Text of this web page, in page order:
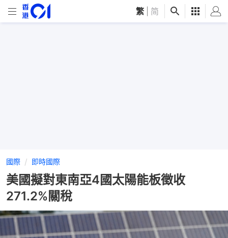
繁 简
國際 即時國際
美國擬對東南亞4國太陽能板徵收
271.2%關稅